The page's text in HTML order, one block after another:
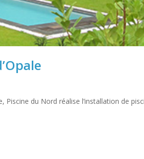
du Nord réalise l’installation de